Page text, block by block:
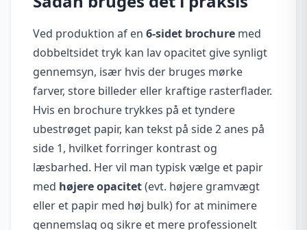
Ved produktion af en 6-sidet brochure med
dobbeltsidet tryk kan lav opacitet give synligt
gennemsyn, især hvis der bruges mørke
farver, store billeder eller kraftige rasterflader.
Hvis en brochure trykkes på et tyndere
ubestrøget papir, kan tekst på side 2 anes på
side 1, hvilket forringer kontrast og
læsbarhed. Her vil man typisk vælge et papir
med højere opacitet(evt. højere gramvægt
eller et papir med høj bulk) for at minimere
gennemslag og sikre et mere professionelt